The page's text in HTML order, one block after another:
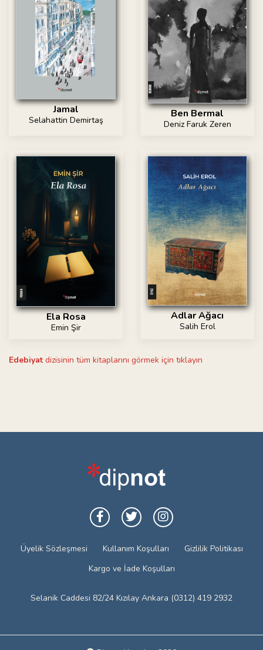
Jamal
Selahattin Demirtaş
Ben Bermal
Deniz Faruk Zeren
Ela Rosa
Emin Şir
Adlar Ağacı
Salih Erol
Edebiyat dizisinin tüm kitaplarını görmek için tıklayın
Üyelik Sözleşmesi Kullanım Koşulları
Gizlilik Politikası
Kargo ve İade Koşulları
Selanik Caddesi 82/24 Kızılay Ankara (0312) 419 2932